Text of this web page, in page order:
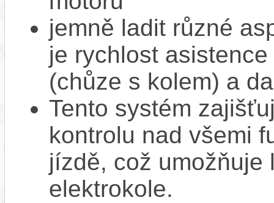
jemně ladit různé
je rychlost
(chůze s kolem) a
Tento systém
kontrolu nad všemi
jízdě, což
elektrokole.